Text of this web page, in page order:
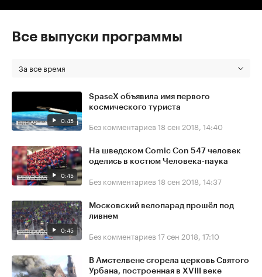
Все выпуски программы
За все время
0:45
SpaseX объявила имя первого
космического туриста
Без комментариев 18 сен 2018, 14:40
0:45
На шведском Comic Con 547 человек
оделись в костюм Человека-паука
Без комментариев 18 сен 2018, 14:37
0:45
Московский велопарад прошёл под
ливнем
Без комментариев 17 сен 2018, 17:10
В Амстелвене сгорела церковь Святого
Урбана, построенная в XVIII веке